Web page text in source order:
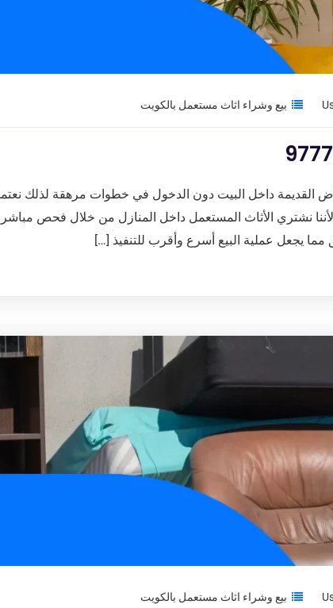
بيع وشراء اثاث مستعمل بالكويت
القديمة داخل البيت دون الدخول في خطوات مرهقة لذلك
نشتري الأثاث المستعمل داخل المنازل من خلال فحص مباشر
يجعل عملية البيع أسرع وأقرب للتنفيذ […]
بيع وشراء اثاث مستعمل بالكويت